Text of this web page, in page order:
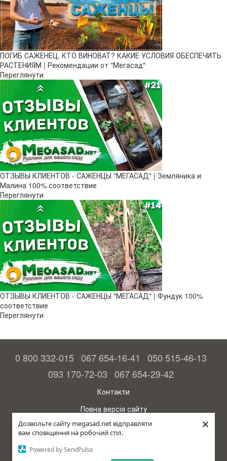
Дозвольте сайту megasad.net відправляти
вам сповіщення на робочий стіл.
Powered by SendPulse
×
ПОГИБ САЖЕНЕЦ, КТО ВИНОВАТ? КАКИЕ УСЛОВИЯ ОБЕСПЕЧИТЬ
РАСТЕНИЯМ | Рекомендации от "Мегасад"
Переглянути
ОТЗЫВЫ КЛИЕНТОВ - САЖЕНЦЫ "МЕГАСАД" | Земляника и
Малина 100% соответствие
Переглянути
ОТЗЫВЫ КЛИЕНТОВ - САЖЕНЦЫ "МЕГАСАД" | Фундук 100%
соответствие
Переглянути
0 800 332-015 067 654-16-41
050 515-46-13
093 170-72-03 067 654-29-42
Контакти
Повна версія сайту
© 2015—2026
Megasad – гарантія високого врожаю
рус (країна-терорист)